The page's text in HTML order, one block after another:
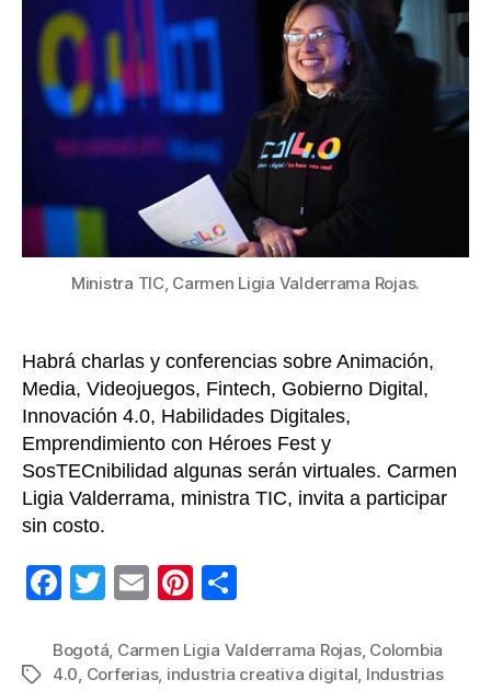
y
virtual
en
Ministra TIC, Carmen Ligia Valderrama Rojas.
Habrá charlas y conferencias sobre Animación,
Media, Videojuegos, Fintech, Gobierno Digital,
Innovación 4.0, Habilidades Digitales,
Emprendimiento con Héroes Fest y
SosTECnibilidad algunas serán virtuales. Carmen
Ligia Valderrama, ministra TIC, invita a participar
sin costo.
F
c
T
tt
E
ail
Pi
er m
Etiquetas
Bogotá, Carmen Ligia Valderrama Rojas, Colombia
4.0, Corferias, industria creativa digital, Industrias